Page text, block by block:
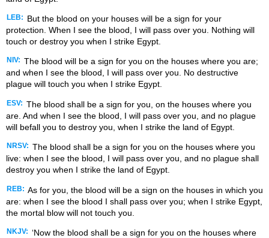
LEB:
But the blood on your houses will be a sign for your
protection. When I see the blood, I will pass over you. Nothing will
touch or destroy you when I strike Egypt.
NIV: The blood will be a sign for you on the houses where you are;
and when I see the blood, I will pass over you. No destructive
plague will touch you when I strike Egypt.
ESV: The blood shall be a sign for you, on the houses where you
are. And when I see the blood, I will pass over you, and no plague
will befall you to destroy you, when I strike the land of Egypt.
NRSV: The blood shall be a sign for you on the houses where you
live: when I see the blood, I will pass over you, and no plague shall
destroy you when I strike the land of Egypt.
REB: As for you, the blood will be a sign on the houses in which you
are: when I see the blood I shall pass over you; when I strike Egypt,
the mortal blow will not touch you.
NKJV: ‘Now the blood shall be a sign for you on the houses where